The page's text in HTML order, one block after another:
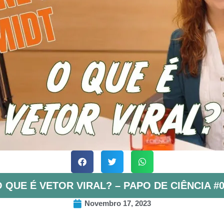
QUE É VETOR VIRAL? – PAPO DE CIÊNCIA
Novembro 17, 2023